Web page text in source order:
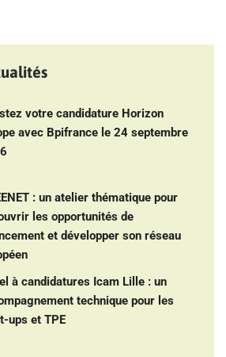
votre candidature Horizon
avec Bpifrance le 24 septembre
: un atelier thématique pour
les opportunités de
et développer son réseau
à candidatures Icam Lille : un
technique pour les
ups et TPE